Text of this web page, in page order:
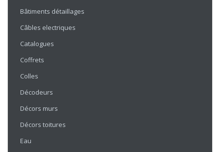
Bâtiments détaillages
Câbles electriques
Catalogues
Coffrets
Colles
Décodeurs
Décors murs
Décors toitures
Eau